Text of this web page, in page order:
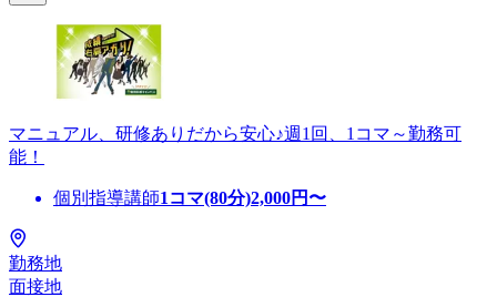
マニュアル、研修ありだから安心♪週1回、1コマ～勤務可
能！
個別指導講師1コマ(80分)2,000円〜
勤務地
面接地